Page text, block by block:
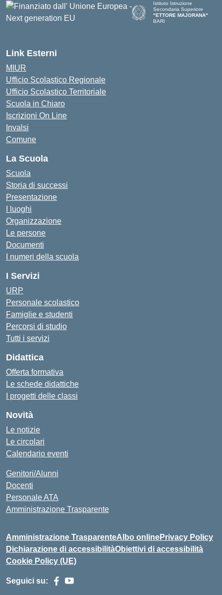
Istituto Istruzione
Secondaria Superiore
"ETTORE MAJORANA"
BARI
Link Esterni
MIUR
Ufficio Scolastico Regionale
Ufficio Scolastico Territoriale
Scuola in Chiaro
Iscrizioni On Line
Invalsi
Comune
La Scuola
Scuola
Storia di successi
Presentazione
I luoghi
Organizzazione
Le persone
Documenti
I numeri della scuola
I Servizi
URP
Personale scolastico
Famiglie e studenti
Percorsi di studio
Tutti i servizi
Didattica
Offerta formativa
Le schede didattiche
I progetti delle classi
Novità
Le notizie
Le circolari
Calendario eventi
Genitori/Alunni
Docenti
Personale ATA
Amministrazione Trasparente
Amministrazione TrasparenteAlbo onlinePrivacy Policy
Dichiarazione di accessibilitàObiettivi di accessibilità
Cookie Policy (UE)
Seguici su: